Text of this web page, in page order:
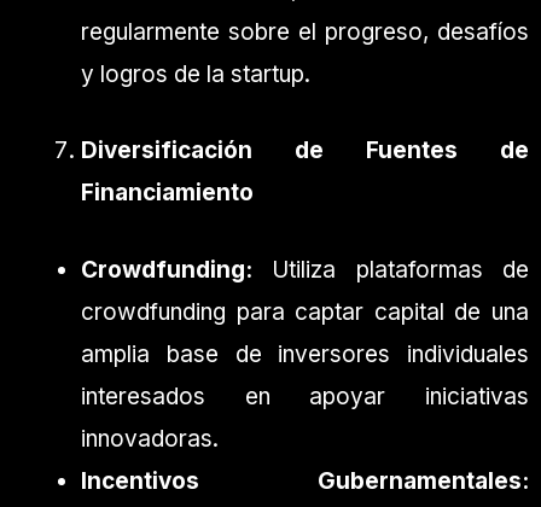
regularmente sobre el progreso, desafíos
y logros de la startup.
Diversificación de Fuentes de
Financiamiento
Crowdfunding: Utiliza plataformas de
crowdfunding para captar capital de una
amplia base de inversores individuales
interesados en apoyar iniciativas
innovadoras.
Incentivos Gubernamentales: